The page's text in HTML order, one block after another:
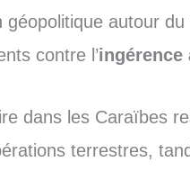
autour
contre l’ingérence
dans les Caraïbes
terrestres,